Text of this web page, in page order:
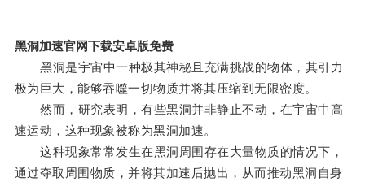
黑洞加速官网下载安卓版免费
黑洞是宇宙中一种极其神秘且充满挑战的物体，其引力
极为巨大，能够吞噬一切物质并将其压缩到无限密度。
然而，研究表明，有些黑洞并非静止不动，在宇宙中高
速运动，这种现象被称为黑洞加速。
这种现象常常发生在黑洞周围存在大量物质的情况下，
通过夺取周围物质，并将其加速后抛出，从而推动黑洞自身